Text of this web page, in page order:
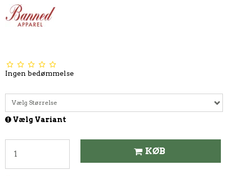
Ingen bedømmelse
Vælg Størrelse
Vælg Variant
KØB